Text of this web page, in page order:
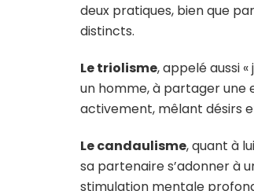
deux pratiques, bien que
distincts.
Le triolisme, appelé aussi
un homme, à partager une
activement, mêlant désirs
Le candaulisme, quant à
sa partenaire s’adonner à
stimulation mentale